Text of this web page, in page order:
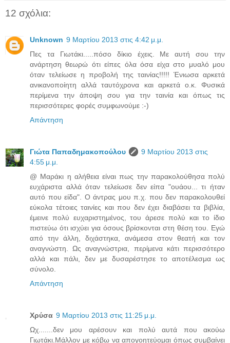
12 σχόλια:
Unknown 9 Μαρτίου 2013 στις 4:42 μ.μ.
Πες τα Γιωτάκι.....πόσο δίκιο έχεις. Με αυτή σου την
ανάρτηση θεωρώ ότι είπες όλα όσα είχα στο μυαλό μου
όταν τελείωσε η προβολή της ταινίας!!!!! Ένιωσα αρκετά
ανικανοποίητη αλλά ταυτόχρονα και αρκετά ο.κ. Φυσικά
περίμενα την άποψη σου για την ταινία και όπως τις
περισσότερες φορές συμφωνούμε :-)
Απάντηση
Γιώτα Παπαδημακοπούλου
9 Μαρτίου 2013 στις
4:55 μ.μ.
@ Μαράκι η αλήθεια είναι πως την παρακολούθησα πολύ
ευχάριστα αλλά όταν τελείωσε δεν είπα "ουάου... τι ήταν
αυτό που είδα". Ο άντρας μου π.χ. που δεν παρακολουθεί
εύκολα τέτοιες ταινίες και που δεν έχει διαβάσει τα βιβλία,
έμεινε πολύ ευχαριστημένος, του άρεσε πολύ και το ίδιο
πιστεύω ότι ισχύει για όσους βρίσκονται στη θέση του. Εγώ
από την άλλη, διχάστηκα, ανάμεσα στον θεατή και τον
αναγνώστη. Ως αναγνώστρια, περίμενα κάτι περισσότερο
αλλά και πάλι, δεν με δυσαρέστησε το αποτέλεσμα ως
σύνολο.
Απάντηση
Χρύσα 9 Μαρτίου 2013 στις 11:25 μ.μ.
Ωχ.......δεν μου αρέσουν και πολύ αυτά που ακούω
Γιωτάκι.Μάλλον με κόβω να απογοητεύομαι όπως συμβαίνει